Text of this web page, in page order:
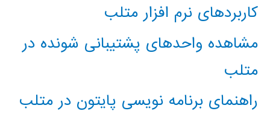
کاربردهای نرم افزار متلب
مشاهده واحدهای پشتیبانی شونده در
متلب
راهنمای برنامه نویسی پایتون در متلب